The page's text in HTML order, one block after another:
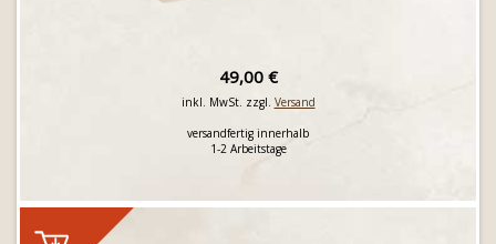
49,00 €
inkl. MwSt. zzgl. Versand
versandfertig innerhalb
1-2 Arbeitstage